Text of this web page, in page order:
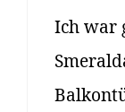
Ich war